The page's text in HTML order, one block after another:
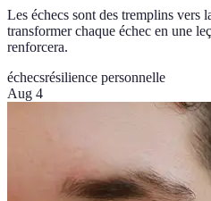
Les échecs sont des tremplins vers
transformer chaque échec en une
renforcera.
échecsrésilience personnelle
Aug 4